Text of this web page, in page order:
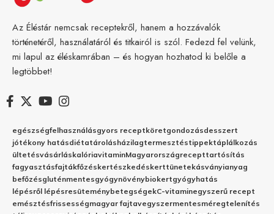
Az Éléstár nemcsak receptekről, hanem a hozzávalók
történetéről, használatáról és titkairól is szól. Fedezd fel velünk,
mi lapul az éléskamrában – és hogyan hozhatod ki belőle a
legtöbbet!
egészségfelhasználásgyors receptköretgondozásdesszert
jótékony hatásdiétatárolásházilagtermesztéstippektáplálkozás
ültetésvásárláskalóriavitaminMagyarországrecepttartósítás
fagyasztásfajtákfőzéskertészkedéskerttünetekásványianyag
befőzésgluténmentesgyógynövénybiokertgyógyhatás
lépésről lépésresüteménybetegségekC-vitaminegyszerű recept
emésztésfrissességmagyar fajtavegyszermentesméregtelenítés